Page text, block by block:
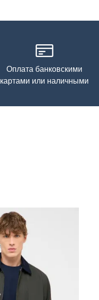
Оплата банковскими
картами или наличными